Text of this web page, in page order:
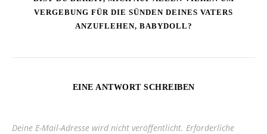
VERGEBUNG FÜR DIE SÜNDEN DEINES VATERS
ANZUFLEHEN, BABYDOLL?
EINE ANTWORT SCHREIBEN
Deine E-Mail-Adresse wird nicht veröffentlicht. Erforderliche